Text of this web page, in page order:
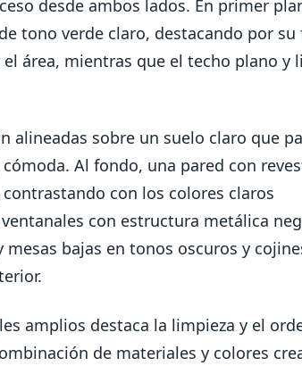
desde ambos lados. En primer
tono verde claro, destacando por su
área, mientras que el techo plano y
alineadas sobre un suelo claro que
Al fondo, una pared con
con los colores claros
con estructura metálica
bajas en tonos oscuros y
amplios destaca la limpieza y el
de materiales y colores